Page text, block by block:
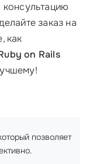
заказ на
как
on Rails
позволяет